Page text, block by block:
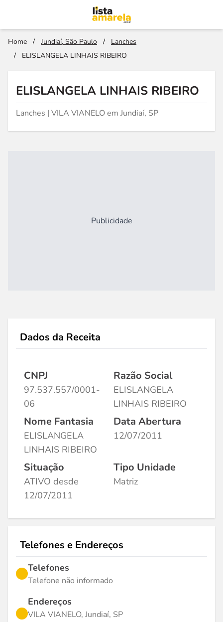
Home / Jundiaí, São Paulo /
Lanches
/
ELISLANGELA LINHAIS RIBEIRO
ELISLANGELA LINHAIS RIBEIRO
Lanches | VILA VIANELO em Jundiaí, SP
Publicidade
Dados da Receita
CNPJ
97.537.557/0001-
06
Razão Social
ELISLANGELA
LINHAIS RIBEIRO
Nome Fantasia
ELISLANGELA
LINHAIS RIBEIRO
Data Abertura
12/07/2011
Situação
ATIVO desde
12/07/2011
Tipo Unidade
Matriz
Telefones e Endereços
Telefones
Telefone não informado
Endereços
VILA VIANELO, Jundiaí, SP